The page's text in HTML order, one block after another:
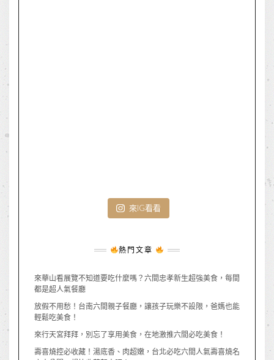
來IG看看
熱門文章
來華山看展覽不知道要吃什麼嗎？六間忠孝新生超強美食，每間
都是超人氣餐廳
放假不用愁！台南六間親子餐廳，讓孩子玩樂不設限，爸媽也能
輕鬆吃美食！
來行天宮拜拜，別忘了享用美食，在地激推六間必吃美食！
壽喜燒控必收藏！湯底香、肉超嫩，台北必吃六間人氣壽喜燒名